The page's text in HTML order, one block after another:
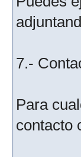
7.-
Para
contacto